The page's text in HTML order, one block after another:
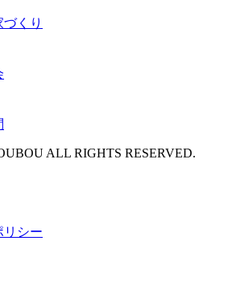
くり
ALL RIGHTS RESERVED.
リシー